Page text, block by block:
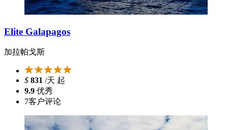
Elite Galapagos
加拉帕戈斯
$ 831 /天 起
9.9 优秀
7客户评论